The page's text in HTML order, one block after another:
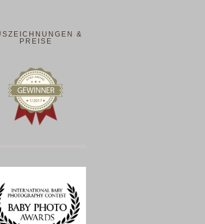
&
PREISE